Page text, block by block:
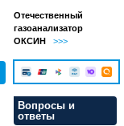
Отечественный
газоанализатор
ОКСИН
>>>
Вопросы и
ответы